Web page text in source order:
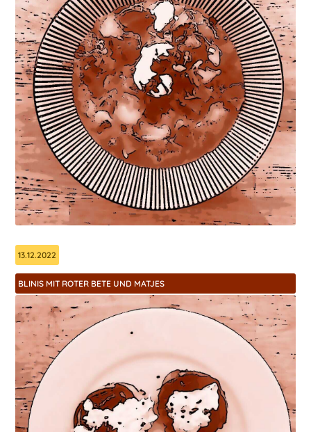
13.12.2022
BLINIS MIT ROTER BETE UND MATJES